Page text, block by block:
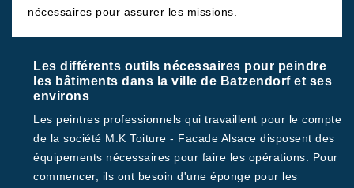
nécessaires pour assurer les missions.
Les différents outils nécessaires pour peindre
les bâtiments dans la ville de Batzendorf et ses
environs
Les peintres professionnels qui travaillent pour le compte
de la société M.K Toiture - Facade Alsace disposent des
équipements nécessaires pour faire les opérations. Pour
commencer, ils ont besoin d'une éponge pour les